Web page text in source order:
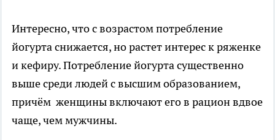
Интересно, что с возрастом потребление
йогурта снижается, но растет интерес к ряженке
и кефиру. Потребление йогурта существенно
выше среди людей с высшим образованием,
причём женщины включают его в рацион вдвое
чаще, чем мужчины.